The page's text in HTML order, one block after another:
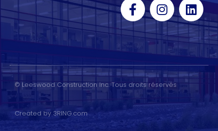
© Leeswood Construction Inc. Tous droits réservés
Created by 3RING.com